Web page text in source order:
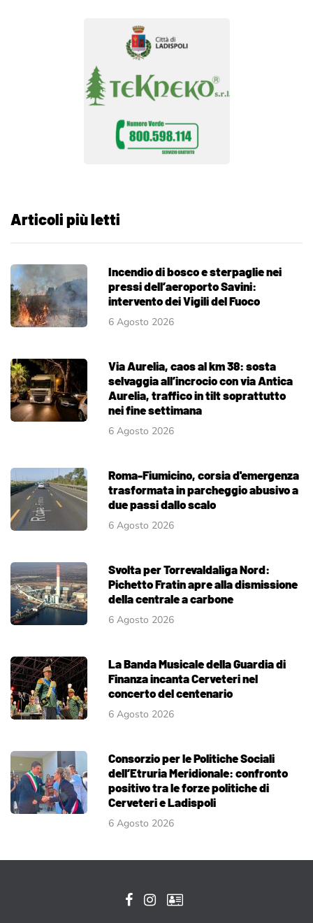
Articoli più letti
Incendio di bosco e sterpaglie nei
pressi dell’aeroporto Savini:
intervento dei Vigili del Fuoco
6 Agosto 2026
Via Aurelia, caos al km 38: sosta
selvaggia all’incrocio con via Antica
Aurelia, traffico in tilt soprattutto
nei fine settimana
6 Agosto 2026
Roma-Fiumicino, corsia d'emergenza
trasformata in parcheggio abusivo a
due passi dallo scalo
6 Agosto 2026
Svolta per Torrevaldaliga Nord:
Pichetto Fratin apre alla dismissione
della centrale a carbone
6 Agosto 2026
La Banda Musicale della Guardia di
Finanza incanta Cerveteri nel
concerto del centenario
6 Agosto 2026
Consorzio per le Politiche Sociali
dell’Etruria Meridionale: confronto
positivo tra le forze politiche di
Cerveteri e Ladispoli
6 Agosto 2026